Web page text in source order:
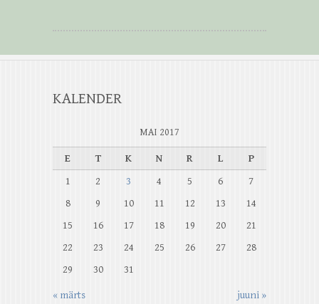
KALENDER
MAI 2017
E T K N R L
P
1
2 3 4 5 6
7
8
9 10 11 12 13
14
15
16 17 18 19 20
21
22
23 24 25 26 27
28
29
30 31
« märts juuni »